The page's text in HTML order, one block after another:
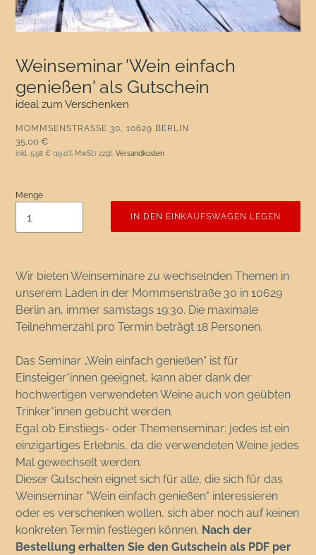
Weinseminar 'Wein einfach
genießen' als Gutschein
ideal zum Verschenken
VERKÄUFER
MOMMSENSTRASSE 30, 10629 BERLIN
Normaler Preis
35,00 €
inkl. 5,58 € (19.0% MwSt.) zzgl. Versandkosten
Menge
IN DEN EINKAUFSWAGEN LEGEN
Wir bieten Weinseminare zu wechselnden Themen in
unserem Laden in der Mommsenstraße 30 in 10629
Berlin an, immer samstags 19:30. Die maximale
Teilnehmerzahl pro Termin beträgt 18 Personen.
Das Seminar „Wein einfach genießen“ ist für
Einsteiger*innen geeignet, kann aber dank der
hochwertigen verwendeten Weine auch von geübten
Trinker*innen gebucht werden.
Egal ob Einstiegs- oder Themenseminar: jedes ist ein
einzigartiges Erlebnis, da die verwendeten Weine jedes
Mal gewechselt werden.
Dieser Gutschein eignet sich für alle, die sich für das
Weinseminar "Wein einfach genießen" interessieren
oder es verschenken wollen, sich aber noch auf keinen
konkreten Termin festlegen können. Nach der
Bestellung erhalten Sie den Gutschein als PDF per